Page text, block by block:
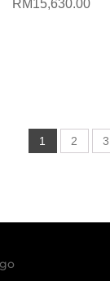
RM15,630.00
1 2 3